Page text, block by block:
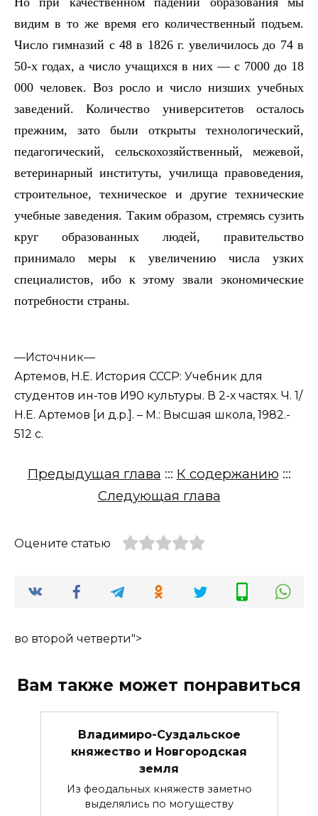
видим в то же время его количественный подъем.
Число гимназий с 48 в 1826 г. увеличилось до 74 в
50-х годах, а число учащихся в них — с 7000 до 18
000 человек. Воз росло и число низших учебных
заведений. Количество университетов осталось
прежним, зато были открыты технологический,
педагогический, сельскохозяйственный, межевой,
ветеринарный институты, училища правоведения,
строительное, техническое и другие технические
учебные заведения. Таким образом, стремясь сузить
круг образованных людей, правительство
принимало меры к увеличению числа узких
специалистов, ибо к этому звали экономические
потребности страны.
—Источник—
Артемов, Н.Е. История СССР: Учебник для
студентов ин-тов И90 культуры. В 2-х частях. Ч. 1/
Н.Е. Артемов [и д.р.]. – М.: Высшая школа, 1982.-
512 с.
Предыдущая глава ::: К содержанию :::
Следующая глава
Оцените статью
во второй четверти">
Вам также может понравиться
Владимиро-Суздальское
княжество и Новгородская
земля
Из феодальных княжеств заметно
выделялись по могуществу